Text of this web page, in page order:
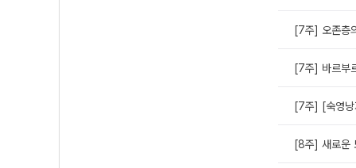
[7주] 오존층
[7주] 바르부
[7주] [숙영
[8주] 새로운